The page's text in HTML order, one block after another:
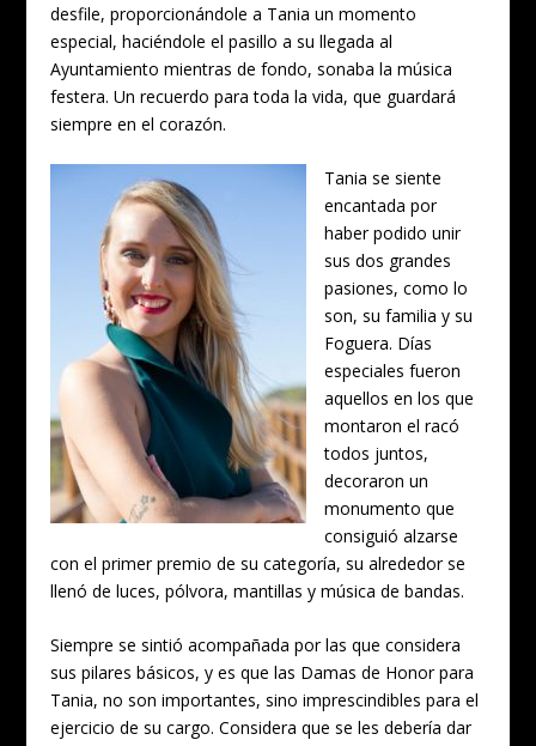
desfile, proporcionándole a Tania un momento
especial, haciéndole el pasillo a su llegada al
Ayuntamiento mientras de fondo, sonaba la música
festera. Un recuerdo para toda la vida, que guardará
siempre en el corazón.
Tania se siente
encantada por
haber podido unir
sus dos grandes
pasiones, como lo
son, su familia y su
Foguera. Días
especiales fueron
aquellos en los que
montaron el racó
todos juntos,
decoraron un
monumento que
consiguió alzarse
con el primer premio de su categoría, su alrededor se
llenó de luces, pólvora, mantillas y música de bandas.
Siempre se sintió acompañada por las que considera
sus pilares básicos, y es que las Damas de Honor para
Tania, no son importantes, sino imprescindibles para el
ejercicio de su cargo. Considera que se les debería dar